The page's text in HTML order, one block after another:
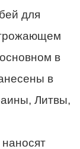
для
в
в
Литвы,